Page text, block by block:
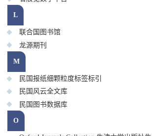
L
联合国图书馆
龙源期刊
M
民国报纸细颗粒度标签标引
民国风云全文库
民国图书数据库
O